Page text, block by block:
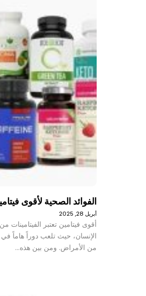
الفوائد الصحية لأقوى
أبريل 28, 2025
أقوى فيتامين تعتبر الفيتامينات
الإنسان، حيث تلعب دوراً هاماً في
من الأمراض. ومن بين هذه…